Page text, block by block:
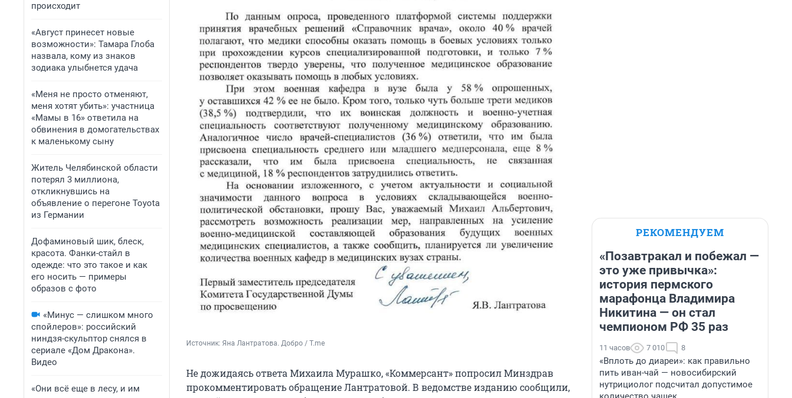
происходит
«Август принесет новые
возможности»: Тамара Глоба
назвала, кому из знаков
зодиака улыбнется удача
«Меня не просто отменяют,
меня хотят убить»: участница
«Мамы в 16» ответила на
обвинения в домогательствах
к маленькому сыну
Житель Челябинской области
потерял 3 миллиона,
откликнувшись на
объявление о перегоне Toyota
из Германии
Дофаминовый шик, блеск,
красота. Фанки-стайл в
одежде: что это такое и как
его носить — примеры
образов с фото
«Минус — слишком много
спойлеров»: российский
ниндзя-скульптор снялся в
сериале «Дом Дракона».
Видео
«Они всё еще в лесу, и им
Источник: Яна Лантратова. Добро / T.me
Не дожидаясь ответа Михаила Мурашко, «Коммерсант» попросил Минздрав
прокомментировать обращение Лантратовой. В ведомстве изданию сообщили,
РЕКОМЕНДУЕМ
«Позавтракал и побежал —
это уже привычка»:
история пермского
марафонца Владимира
Никитина — он стал
чемпионом РФ 35 раз
11 часов 7 010 8
«Вплоть до диареи»: как правильно
пить иван-чай — новосибирский
нутрициолог подсчитал допустимое